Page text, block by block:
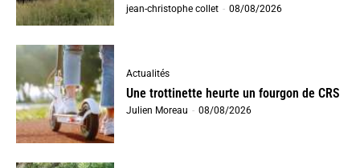
jean-christophe collet - 08/08/2026
Actualités
Une trottinette heurte un fourgon de CRS
Julien Moreau - 08/08/2026